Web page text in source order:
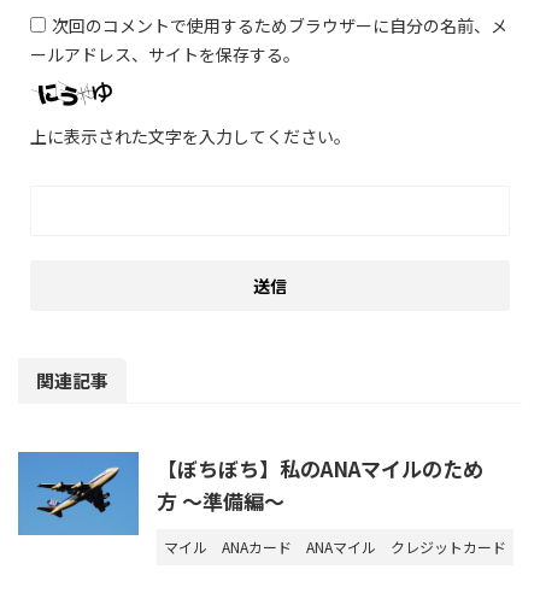
次回のコメントで使用するためブラウザーに自分の名前、メ
ールアドレス、サイトを保存する。
上に表示された文字を入力してください。
関連記事
【ぼちぼち】私のANAマイルのため
方 ～準備編～
マイル ANAカード ANAマイル クレジットカード